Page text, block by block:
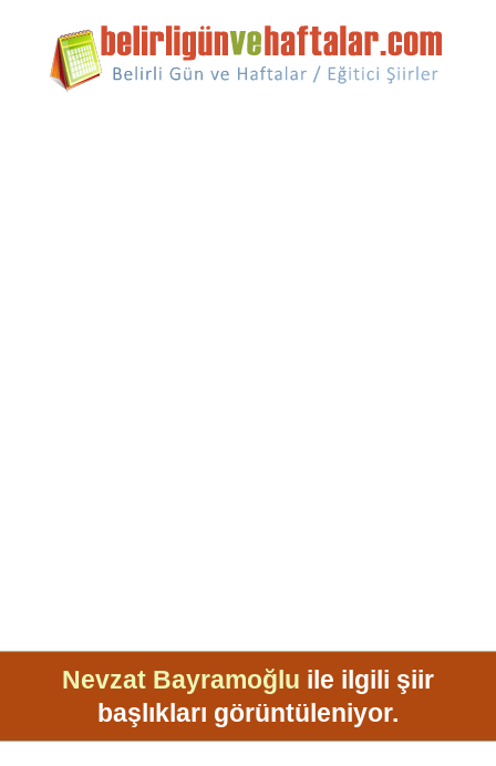
Nevzat Bayramoğlu ile ilgili şiir
başlıkları görüntüleniyor.